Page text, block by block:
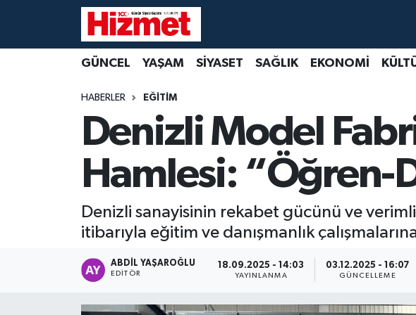
GÜNCEL YAŞAM SİYASET SAĞLIK EKONOMİ
HABERLER EĞİTİM
Denizli Model
Hamlesi: “Öğren-
Denizli sanayisinin rekabet gücünü ve
itibarıyla eğitim ve danışmanlık
ABDIL YAŞAROĞLU
EDITÖR
18.09.2025 - 14:03
YAYINLANMA
03.12.2025 - 16:07
GÜNCELLEME
KÜLTÜR SANAT
MAGAZİN
Denizli Nöbetçi Eczaneler
Denizli Hava Durumu
Denizli Trafik Yoğunluk Haritası
Süper Lig Puan Durumu ve Fikstür
Son Dakika Haberleri
Haber Arşivi